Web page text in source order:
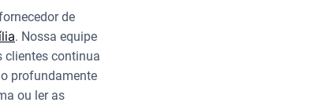
de
. Nossa equipe
clientes continua
profundamente
ou ler as